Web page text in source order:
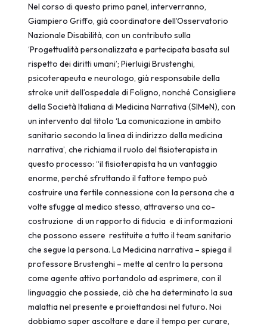
Nel corso di questo primo panel, interverranno,
Giampiero Griffo, già coordinatore dell’Osservatorio
Nazionale Disabilità, con un contributo sulla
‘Progettualità personalizzata e partecipata basata sul
rispetto dei diritti umani’; Pierluigi Brustenghi,
psicoterapeuta e neurologo, già responsabile della
stroke unit dell’ospedale di Foligno, nonché Consigliere
della Società Italiana di Medicina Narrativa (SIMeN), con
un intervento dal titolo ‘La comunicazione in ambito
sanitario secondo la linea di indirizzo della medicina
narrativa’, che richiama il ruolo del fisioterapista in
questo processo: “il fisioterapista ha un vantaggio
enorme, perché sfruttando il fattore tempo può
costruire una fertile connessione con la persona che a
volte sfugge al medico stesso, attraverso una co-
costruzione di un rapporto di fiducia e di informazioni
che possono essere restituite a tutto il team sanitario
che segue la persona. La Medicina narrativa – spiega il
professore Brustenghi – mette al centro la persona
come agente attivo portandolo ad esprimere, con il
linguaggio che possiede, ciò che ha determinato la sua
malattia nel presente e proiettandosi nel futuro. Noi
dobbiamo saper ascoltare e dare il tempo per curare,